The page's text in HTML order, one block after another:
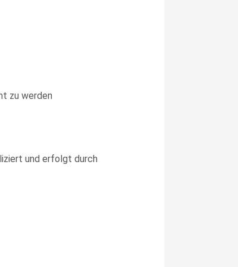
zu werden
und erfolgt durch